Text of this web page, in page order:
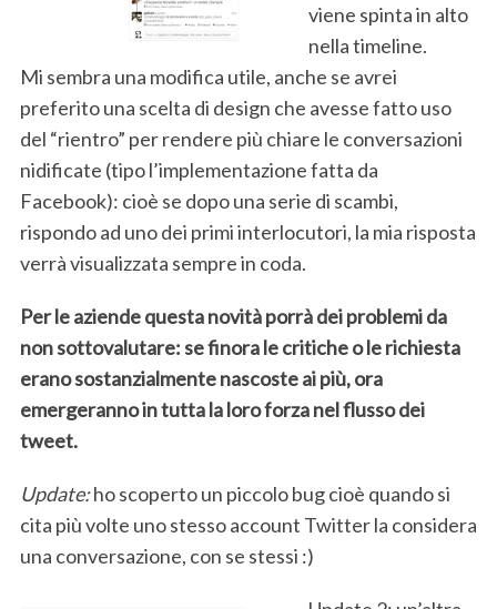
viene spinta in alto
nella timeline.
Mi sembra una modifica utile, anche se avrei
preferito una scelta di design che avesse fatto uso
del “rientro” per rendere più chiare le conversazioni
nidificate (tipo l’implementazione fatta da
Facebook): cioè se dopo una serie di scambi,
rispondo ad uno dei primi interlocutori, la mia risposta
verrà visualizzata sempre in coda.
Per le aziende questa novità porrà dei problemi da
non sottovalutare: se finora le critiche o le richiesta
erano sostanzialmente nascoste ai più, ora
emergeranno in tutta la loro forza nel flusso dei
tweet.
Update:ho scoperto un piccolo bug cioè quando si
cita più volte uno stesso account Twitter la considera
una conversazione, con se stessi :)